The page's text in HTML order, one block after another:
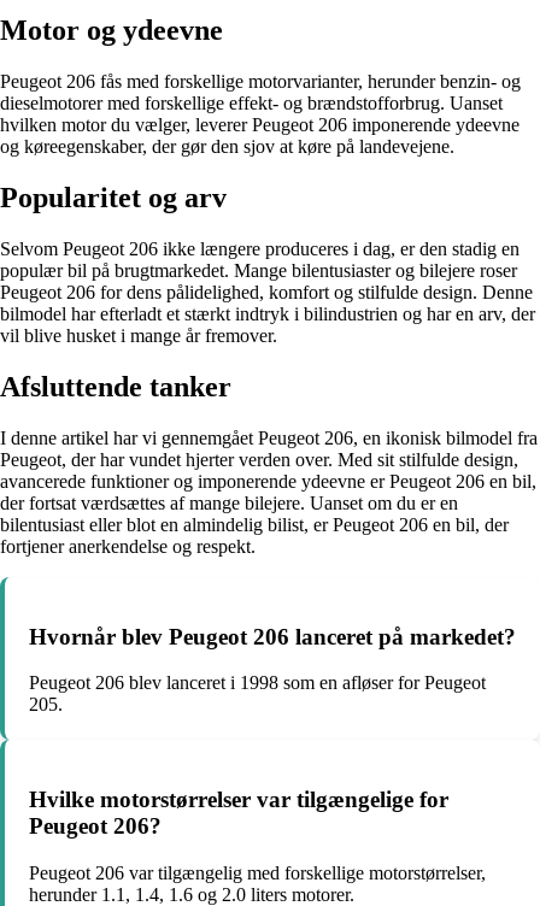
Motor og ydeevne
Peugeot 206 fås med forskellige motorvarianter, herunder benzin- og
dieselmotorer med forskellige effekt- og brændstofforbrug. Uanset
hvilken motor du vælger, leverer Peugeot 206 imponerende ydeevne
og køreegenskaber, der gør den sjov at køre på landevejene.
Popularitet og arv
Selvom Peugeot 206 ikke længere produceres i dag, er den stadig en
populær bil på brugtmarkedet. Mange bilentusiaster og bilejere roser
Peugeot 206 for dens pålidelighed, komfort og stilfulde design. Denne
bilmodel har efterladt et stærkt indtryk i bilindustrien og har en arv, der
vil blive husket i mange år fremover.
Afsluttende tanker
I denne artikel har vi gennemgået Peugeot 206, en ikonisk bilmodel fra
Peugeot, der har vundet hjerter verden over. Med sit stilfulde design,
avancerede funktioner og imponerende ydeevne er Peugeot 206 en bil,
der fortsat værdsættes af mange bilejere. Uanset om du er en
bilentusiast eller blot en almindelig bilist, er Peugeot 206 en bil, der
fortjener anerkendelse og respekt.
Hvornår blev Peugeot 206 lanceret på markedet?
Peugeot 206 blev lanceret i 1998 som en afløser for Peugeot
205.
Hvilke motorstørrelser var tilgængelige for
Peugeot 206?
Peugeot 206 var tilgængelig med forskellige motorstørrelser,
herunder 1.1, 1.4, 1.6 og 2.0 liters motorer.